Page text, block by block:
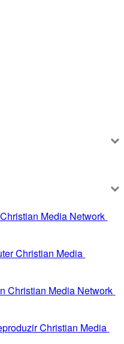
Media Network
Christian Media
Christian Media Network
Christian Media